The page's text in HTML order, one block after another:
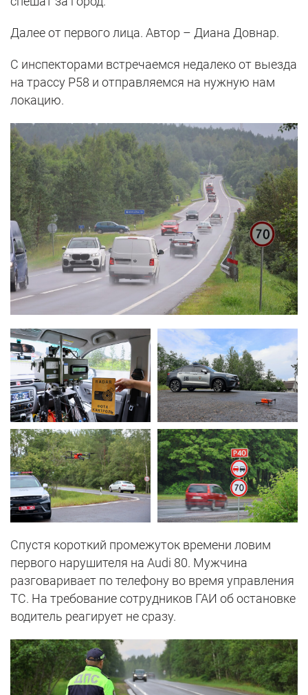
Далее от первого лица. Автор – Диана Довнар.
С инспекторами встречаемся недалеко от выезда
на трассу Р58 и отправляемся на нужную нам
локацию.
Спустя короткий промежуток времени ловим
первого нарушителя на Audi 80. Мужчина
разговаривает по телефону во время управления
ТС. На требование сотрудников ГАИ об остановке
водитель реагирует не сразу.